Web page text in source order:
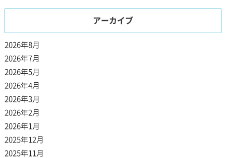
アーカイブ
2026年8月
2026年7月
2026年5月
2026年4月
2026年3月
2026年2月
2026年1月
2025年12月
2025年11月